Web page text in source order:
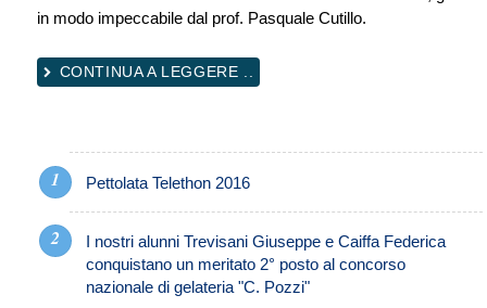
in modo impeccabile dal prof. Pasquale Cutillo.
CONTINUA A LEGGERE ..
Pettolata Telethon 2016
I nostri alunni Trevisani Giuseppe e Caiffa Federica
conquistano un meritato 2° posto al concorso
nazionale di gelateria "C. Pozzi"